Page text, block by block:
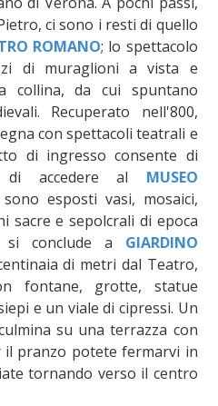
ci sono i resti di quello
ROMANO; lo spettacolo
di muraglioni a vista e
collina, da cui spuntano
Recuperato nell'800,
con spettacoli teatrali e
di ingresso consente di
di accedere al MUSEO
esposti vasi, mosaici,
sacre e sepolcrali di epoca
si conclude a GIARDINO
di metri dal Teatro,
fontane, grotte, statue
e un viale di cipressi. Un
su una terrazza con
il pranzo potete fermarvi in
tornando verso il centro